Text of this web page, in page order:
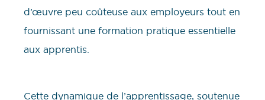
d’œuvre peu coûteuse aux employeurs tout en
fournissant une formation pratique essentielle
aux apprentis.
Cette dynamique de l’apprentissage, soutenue